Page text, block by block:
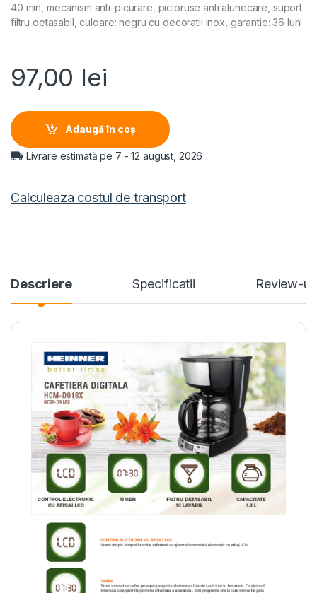
40 min, mecanism anti-picurare, picioruse anti alunecare, suport
filtru detasabil, culoare: negru cu decoratii inox, garantie: 36 luni
97,00 lei
Adaugă în coș
Livrare estimată pe 7 - 12 august, 2026
Calculeaza costul de transport
Descriere Specificatii Review-uri